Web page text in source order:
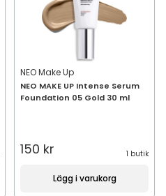
NEO Make Up
NEO MAKE UP Intense Serum
Foundation 05 Gold 30 ml
150 kr 1 butik
Lägg i varukorg